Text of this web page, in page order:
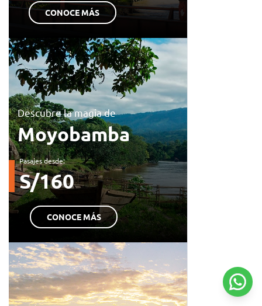
CONOCE MÁS
Descubre la magia de
Moyobamba
Pasajes desde:
S/160
CONOCE MÁS